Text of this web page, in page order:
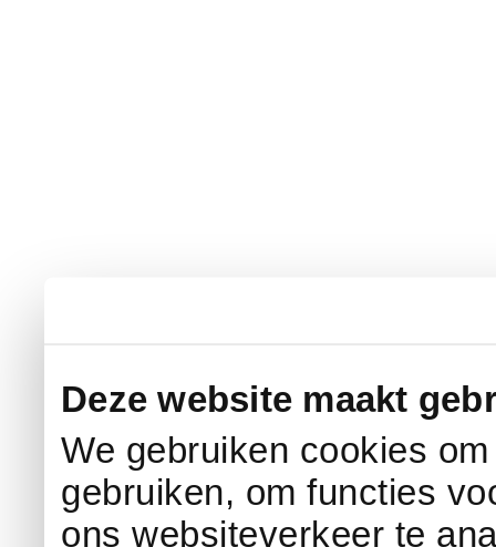
Deze website maakt
We gebruiken cookies
gebruiken, om functies
ons websiteverkeer te